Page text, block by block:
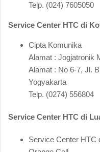
Telp. (024) 7605050
Service Center HTC di
Cipta Komunika
Alamat : Jogjatronik
Alamat : No 6-7, Jl.
Yogyakarta
Telp. (0274) 556804
Service Center HTC di
Service Center HTC